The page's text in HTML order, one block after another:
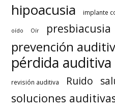
hipoacusia implante
oído Oír presbiacusia
prevención
pérdida auditiva
revisión auditiva Ruido
soluciones